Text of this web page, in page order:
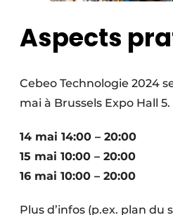
Aspects
Cebeo Technologie 2024
mai à Brussels Expo Hall 5.
14 mai 14:00 – 20:00
15 mai 10:00 – 20:00
16 mai 10:00 – 20:00
Plus d’infos (p.ex. plan du